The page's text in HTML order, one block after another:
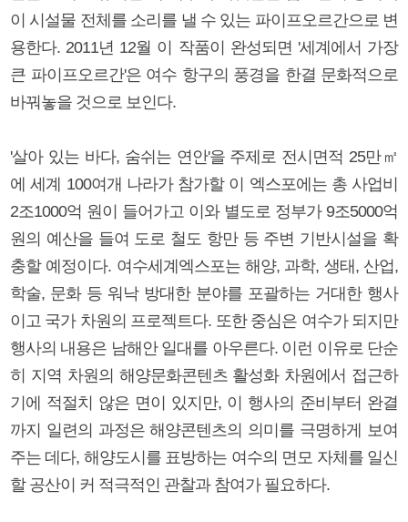
이 시설물 전체를 소리를 낼 수 있는 파이프오르간으로 변
용한다. 2011년 12월 이 작품이 완성되면 '세계에서 가장
큰 파이프오르간'은 여수 항구의 풍경을 한결 문화적으로
바꿔놓을 것으로 보인다.
'살아 있는 바다, 숨쉬는 연안'을 주제로 전시면적 25만㎡
에 세계 100여개 나라가 참가할 이 엑스포에는 총 사업비
2조1000억 원이 들어가고 이와 별도로 정부가 9조5000억
원의 예산을 들여 도로 철도 항만 등 주변 기반시설을 확
충할 예정이다. 여수세계엑스포는 해양, 과학, 생태, 산업,
학술, 문화 등 워낙 방대한 분야를 포괄하는 거대한 행사
이고 국가 차원의 프로젝트다. 또한 중심은 여수가 되지만
행사의 내용은 남해안 일대를 아우른다. 이런 이유로 단순
히 지역 차원의 해양문화콘텐츠 활성화 차원에서 접근하
기에 적절치 않은 면이 있지만, 이 행사의 준비부터 완결
까지 일련의 과정은 해양콘텐츠의 의미를 극명하게 보여
주는 데다, 해양도시를 표방하는 여수의 면모 자체를 일신
할 공산이 커 적극적인 관찰과 참여가 필요하다.